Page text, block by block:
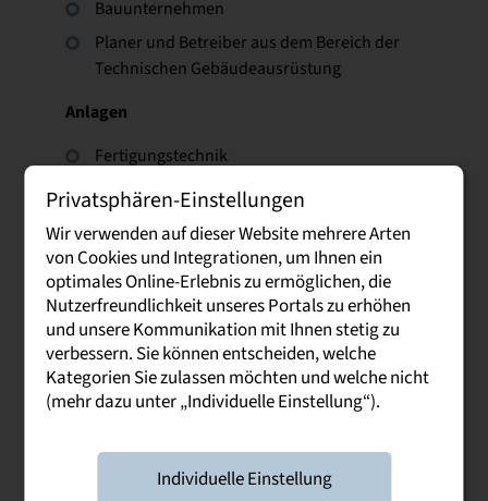
Bauunternehmen
Planer und Betreiber aus dem Bereich der
Technischen Gebäudeausrüstung
Anlagen
Fertigungstechnik
Maschinenbau
Elektrotechnik
Chemie und Energie
Studieninhalte
Privatsphären-Einstellungen
Wir verwenden auf dieser Website mehrere Arten
von Cookies und Integrationen, um Ihnen ein
optimales Online-Erlebnis zu ermöglichen, die
Nutzerfreundlichkeit unseres Portals zu erhöhen
und unsere Kommunikation mit Ihnen stetig zu
verbessern. Sie können entscheiden, welche
Kategorien Sie zulassen möchten und welche nicht
(mehr dazu unter „Individuelle Einstellung“).
Individuelle Einstellung